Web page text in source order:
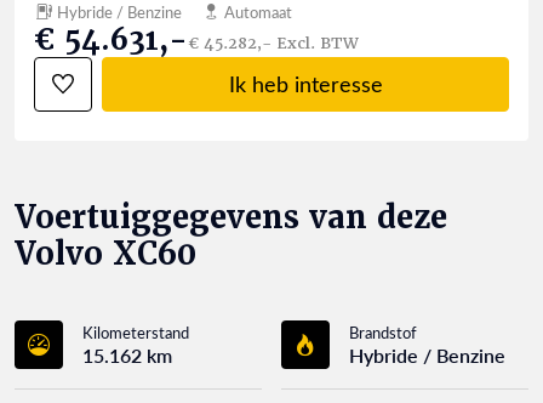
Hybride / Benzine
Automaat
€ 54.631,-€ 45.282,- Excl. BTW
Ik heb interesse
Voertuiggegevens van deze
Volvo XC60
Kilometerstand
15.162 km
Brandstof
Hybride / Benzine